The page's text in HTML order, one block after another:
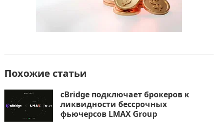
Похожие статьи
cBridge подключает брокеров к
ликвидности бессрочных
фьючерсов LMAX Group